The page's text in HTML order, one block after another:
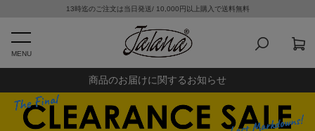
13時迄のご注文は当日発送/ 10,000円以上購入で送料無料
MENU
商品のお届けに関するお知らせ